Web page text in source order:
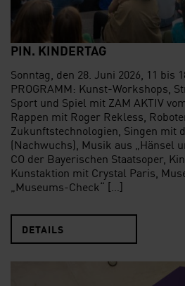
PIN. KINDERTAG
Sonntag, den 28. Juni 2026, 11
PROGRAMM: Kunst-Workshops,
Sport und Spiel mit ZAM AKTIV
Rappen mit Roger Rekless,
Zukunftstechnologien, Singen mit
(Nachwuchs), Musik aus „Hänsel
CO der Bayerischen Staatsoper,
Kunstaktion mit Crystal Paris,
„Museums-Check“ […]
DETAILS